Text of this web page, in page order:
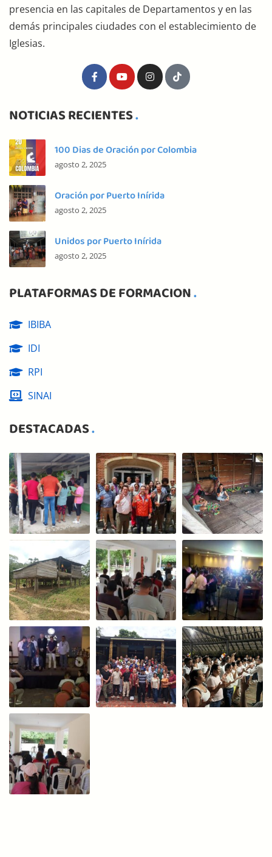
presencia en las capitales de Departamentos y en las
demás principales ciudades con el establecimiento de
Iglesias.
NOTICIAS RECIENTES
100 Dias de Oración por Colombia
agosto 2, 2025
Oración por Puerto Inírida
agosto 2, 2025
Unidos por Puerto Inírida
agosto 2, 2025
PLATAFORMAS DE FORMACION
IBIBA
IDI
RPI
SINAI
DESTACADAS